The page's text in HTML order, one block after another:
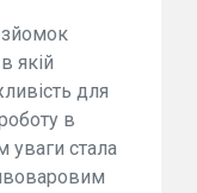
зйомок
якій
для
в
уваги стала